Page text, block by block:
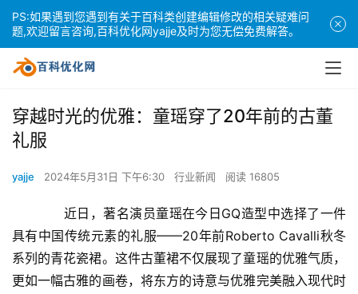
穿越时光的优雅：童瑶穿了20年前的古董
礼服
yajje 2024年5月31日 下午6:30 行业新闻 阅读 16805
近日，著名演员童瑶在今日GQ造型中选择了一件
具有中国传统元素的礼服——20年前Roberto Cavalli秋冬
系列的青花瓷裙。这件古董裙不仅展现了童瑶的优雅气质，
更如一幅古雅的画卷，将东方的诗意与优雅完美融入现代时
PS:如果遇到您遇到有关于百科类创建编辑修改的相关疑难问
题,欢迎留言咨询,百科优化网yajje及时为您无偿免费解答。